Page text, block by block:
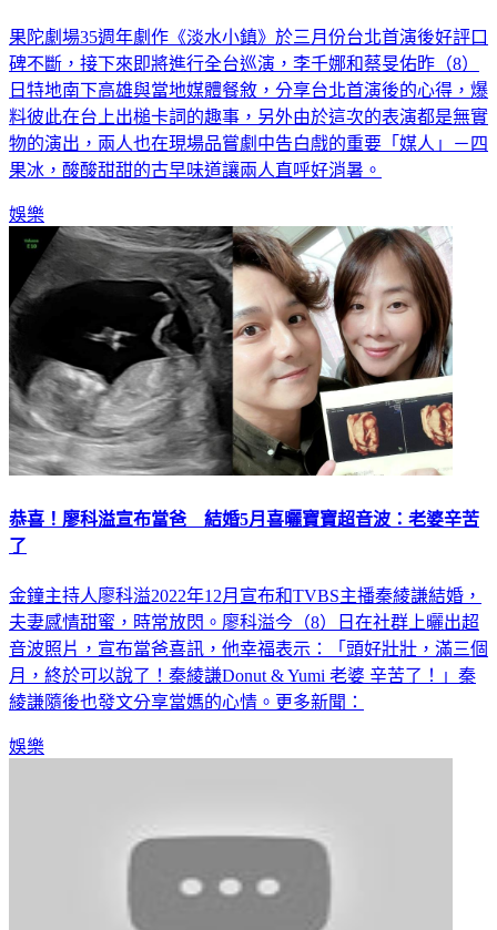
果陀劇場35週年劇作《淡水小鎮》於三月份台北首演後好評口
碑不斷，接下來即將進行全台巡演，李千娜和蔡旻佑昨（8）
日特地南下高雄與當地媒體餐敘，分享台北首演後的心得，爆
料彼此在台上出槌卡詞的趣事，另外由於這次的表演都是無實
物的演出，兩人也在現場品嘗劇中告白戲的重要「媒人」－四
娛樂
恭喜！廖科溢宣布當爸 結婚5月喜曬寶寶超音波：老婆辛苦
金鐘主持人廖科溢2022年12月宣布和TVBS主播秦綾謙結婚，
夫妻感情甜蜜，時常放閃。廖科溢今（8）日在社群上曬出超
音波照片，宣布當爸喜訊，他幸福表示：「頭好壯壯，滿三個
月，終於可以說了！秦綾謙Donut & Yumi 老婆 辛苦了！」秦